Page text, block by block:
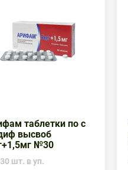
таблетки по с
высвоб
№30
30 шт. в уп.